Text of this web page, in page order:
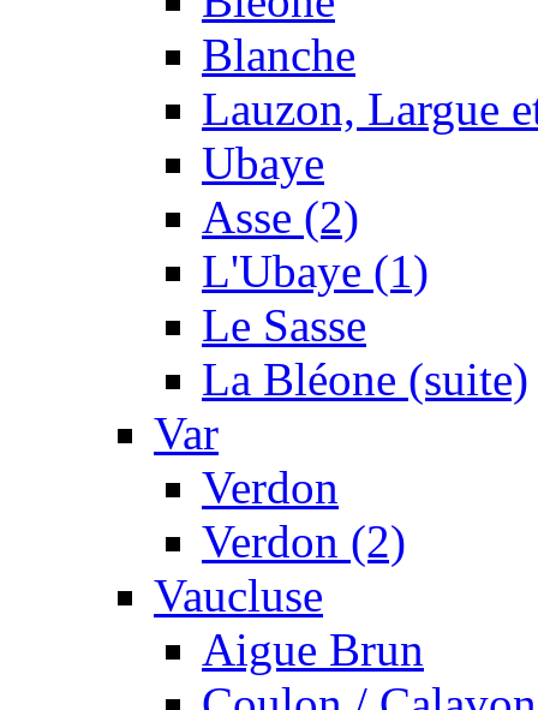
Blanche
Lauzon, Largue
Ubaye
Asse (2)
L'Ubaye (1)
Le Sasse
La Bléone (suite)
Var
Verdon
Verdon (2)
Vaucluse
Aigue Brun